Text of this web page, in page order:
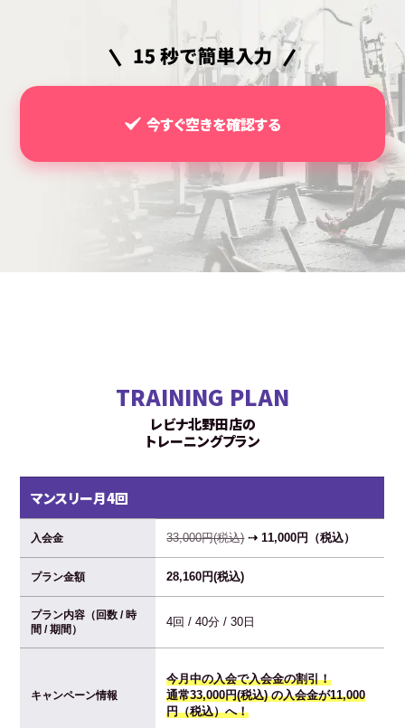
今すぐ空きを確認する
TRAINING PLAN
レビナ北野田店の
トレーニングプラン
マンスリー月4回
入会金 33,000円(税込)⇢ 11,000円（税込）
プラン金額 28,160円(税込)
プラン内容（回数 / 時
間 / 期間）
4回 / 40分 / 30日
キャンペーン情報
今月中の入会で入会金の割引！
通常33,000円(税込) の入会金が11,000
円（税込）へ！